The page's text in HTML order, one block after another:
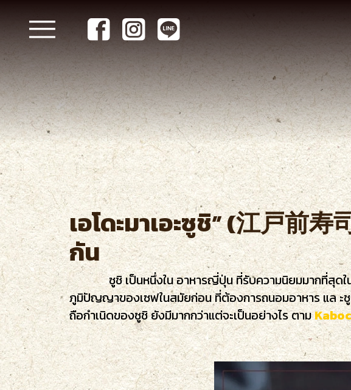
เอโดะมาเอะซูชิ” (江戸前
กัน
ซูชิ เป็นหนึ่งใน อาหารญี่ปุ่น ที่รับความนิยมมากที่สุดในโ
ภูมิปัญญาของเซฟในสมัยก่อน ที่ต้องการถนอมอาหาร แล ะ
ถือกำเนิดของซูชิ ยังมีมากกว่าแต่จะเป็นอย่างไร ตาม